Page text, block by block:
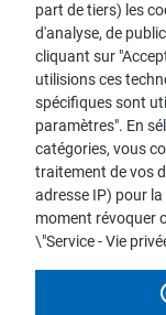
part de tiers) les
d'analyse, de
cliquant sur
utilisions ces
spécifiques sont
paramètres". En
catégories, vous
traitement de vos
adresse IP) pour
moment révoquer
\"Service - Vie
Recherche de
Contact avec
Service-FAQ
Pour des raisons
les noms et
aucune
point de vue du